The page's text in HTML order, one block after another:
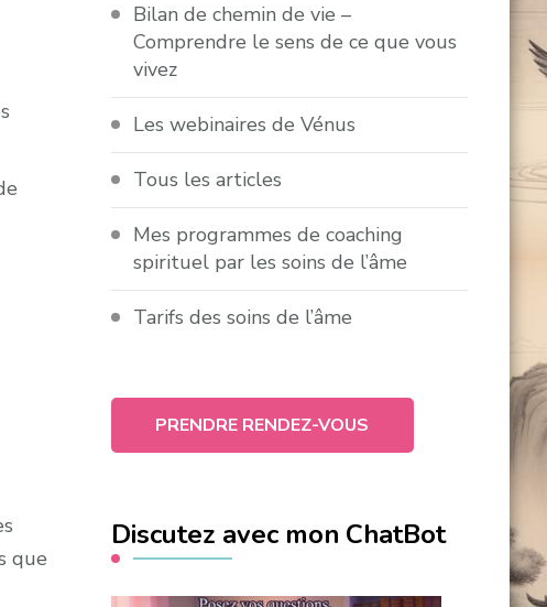
que
Bilan de chemin de vie –
Comprendre le sens de ce que vous
vivez
Les webinaires de Vénus
Tous les articles
Mes programmes de coaching
spirituel par les soins de l’âme
Tarifs des soins de l’âme
PRENDRE RENDEZ-VOUS
Discutez avec mon ChatBot